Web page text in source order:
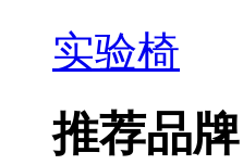
实验椅
推荐品牌